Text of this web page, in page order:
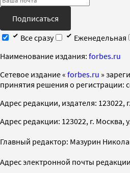
Подписаться
Все сразу
Еженедельная
Наименование издания: forbes.ru
Cетевое издание « forbes.ru »
принятия решения о регистрации:
Адрес редакции, издателя: 123022,
Адрес редакции: 123022, г. Москва,
Главный редактор: Мазурин
Адрес электронной почты